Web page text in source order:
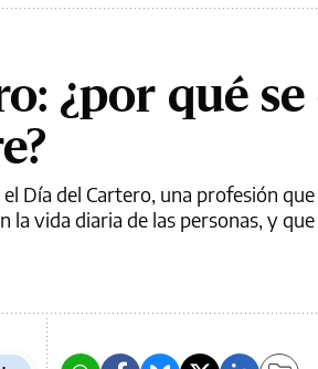
¿por qué se
Día del Cartero, una profesión
la vida diaria de las personas, y